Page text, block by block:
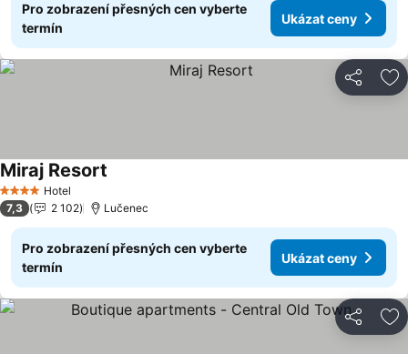
Pro zobrazení přesných cen vyberte
termín
Ukázat ceny
Sdílet
4 Počet hvězdiček
Hotel
Miraj Resort
7,3 2 102 Lučenec
Pro zobrazení přesných cen vyberte
termín
Ukázat ceny
Sdílet